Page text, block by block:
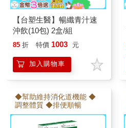
【台塑生醫】暢纖青汁速
沖飲(10包) 2盒/組
85 折 特價 1003 元
加入購物車
◆幫助維持消化道機能 ◆
調整體質 ◆排便順暢